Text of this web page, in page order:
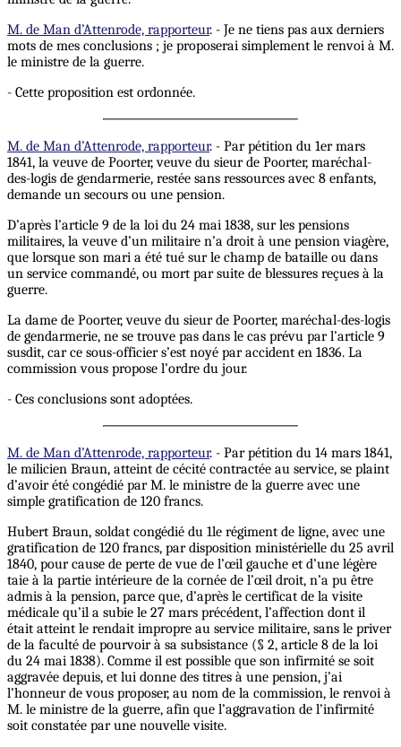
M. de Man d’Attenrode, rapporteur. - Je ne tiens pas aux derniers
mots de mes conclusions ; je proposerai simplement le renvoi à M.
le ministre de la guerre.
- Cette proposition est ordonnée.
M. de Man d’Attenrode, rapporteur. - Par pétition du 1er mars
1841, la veuve de Poorter, veuve du sieur de Poorter, maréchal-
des-logis de gendarmerie, restée sans ressources avec 8 enfants,
demande un secours ou une pension.
D’après l’article 9 de la loi du 24 mai 1838, sur les pensions
militaires, la veuve d’un militaire n’a droit à une pension viagère,
que lorsque son mari a été tué sur le champ de bataille ou dans
un service commandé, ou mort par suite de blessures reçues à la
guerre.
La dame de Poorter, veuve du sieur de Poorter, maréchal-des-logis
de gendarmerie, ne se trouve pas dans le cas prévu par l’article 9
susdit, car ce sous-officier s’est noyé par accident en 1836. La
commission vous propose l’ordre du jour.
- Ces conclusions sont adoptées.
M. de Man d’Attenrode, rapporteur. - Par pétition du 14 mars 1841,
le milicien Braun, atteint de cécité contractée au service, se plaint
d’avoir été congédié par M. le ministre de la guerre avec une
simple gratification de 120 francs.
Hubert Braun, soldat congédié du 1le régiment de ligne, avec une
gratification de 120 francs, par disposition ministérielle du 25 avril
1840, pour cause de perte de vue de l’œil gauche et d’une légère
taie à la partie intérieure de la cornée de l’œil droit, n’a pu être
admis à la pension, parce que, d’après le certificat de la visite
médicale qu’il a subie le 27 mars précédent, l’affection dont il
était atteint le rendait impropre au service militaire, sans le priver
de la faculté de pourvoir à sa subsistance (§ 2, article 8 de la loi
du 24 mai 1838). Comme il est possible que son infirmité se soit
aggravée depuis, et lui donne des titres à une pension, j’ai
l’honneur de vous proposer, au nom de la commission, le renvoi à
M. le ministre de la guerre, afin que l’aggravation de l’infirmité
soit constatée par une nouvelle visite.